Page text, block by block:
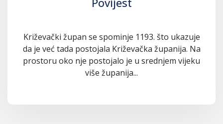
Križevački župan se spominje 1193. što ukazuje
da je već tada postojala Križevačka županija. Na
prostoru oko nje postojalo je u srednjem vijeku
više županija...